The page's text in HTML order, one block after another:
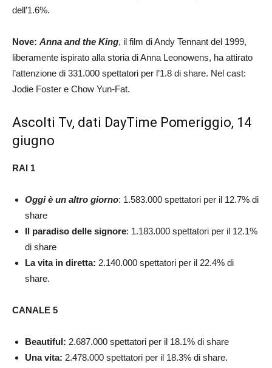
dell’1.6%.
Nove: Anna and the King, il film di Andy Tennant del 1999,
liberamente ispirato alla storia di Anna Leonowens, ha attirato
l’attenzione di 331.000 spettatori per l’1.8 di share. Nel cast:
Jodie Foster e Chow Yun-Fat.
Ascolti Tv, dati DayTime Pomeriggio, 14
giugno
RAI 1
Oggi è un altro giorno: 1.583.000 spettatori per il 12.7% di
share
Il paradiso delle signore: 1.183.000 spettatori per il 12.1%
di share
La vita in diretta: 2.140.000 spettatori per il 22.4% di
share.
CANALE 5
Beautiful: 2.687.000 spettatori per il 18.1% di share
Una vita: 2.478.000 spettatori per il 18.3% di share.